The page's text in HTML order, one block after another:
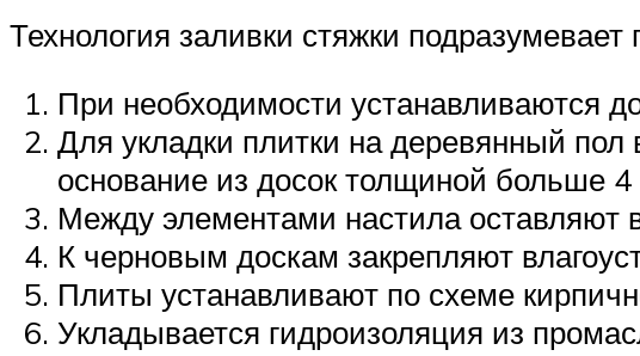
Технология заливки стяжки
При необходимости устанавливаются
Для укладки плитки на деревянный пол
основание из досок толщиной больше 4
Между элементами настила
К черновым доскам закрепляют
Плиты устанавливают по схеме
Укладывается гидроизоляция из